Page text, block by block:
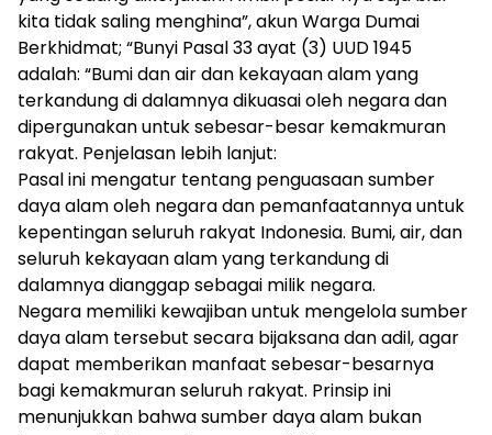
kita tidak saling menghina”, akun Warga Dumai
Berkhidmat; “Bunyi Pasal 33 ayat (3) UUD 1945
adalah: “Bumi dan air dan kekayaan alam yang
terkandung di dalamnya dikuasai oleh negara dan
dipergunakan untuk sebesar-besar kemakmuran
rakyat. Penjelasan lebih lanjut:
Pasal ini mengatur tentang penguasaan sumber
daya alam oleh negara dan pemanfaatannya untuk
kepentingan seluruh rakyat Indonesia. Bumi, air, dan
seluruh kekayaan alam yang terkandung di
dalamnya dianggap sebagai milik negara.
Negara memiliki kewajiban untuk mengelola sumber
daya alam tersebut secara bijaksana dan adil, agar
dapat memberikan manfaat sebesar-besarnya
bagi kemakmuran seluruh rakyat. Prinsip ini
menunjukkan bahwa sumber daya alam bukan